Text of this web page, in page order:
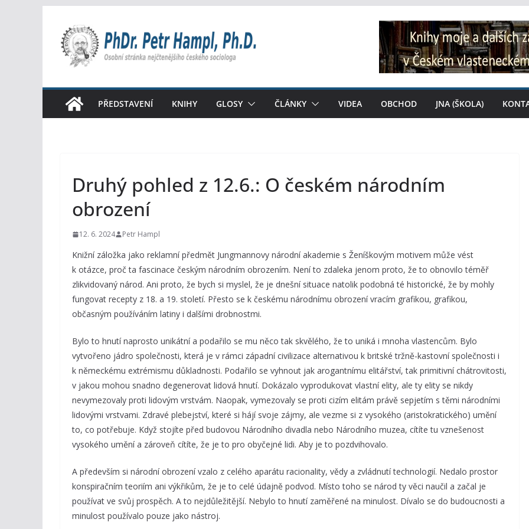
obsah
PŘEDSTAVENÍ KNIHY GLOSY ČLÁNKY VIDEA OBCHOD JNA (ŠKOLA)
Druhý pohled z 12.6.: O českém národním
obrození
12. 6. 2024 Petr Hampl
Knižní záložka jako reklamní předmět Jungmannovy národní akademie s Ženíškovým motivem může vést
k otázce, proč ta fascinace českým národním obrozením. Není to zdaleka jenom proto, že to obnovilo téměř
zlikvidovaný národ. Ani proto, že bych si myslel, že je dnešní situace natolik podobná té historické, že by mohly
fungovat recepty z 18. a 19. století. Přesto se k českému národnímu obrození vracím grafikou, grafikou,
občasným používáním latiny i dalšími drobnostmi.
Bylo to hnutí naprosto unikátní a podařilo se mu něco tak skvělého, že to uniká i mnoha vlastencům. Bylo
vytvořeno jádro společnosti, která je v rámci západní civilizace alternativou k britské tržně-kastovní společnosti i
k německému extrémismu důkladnosti. Podařilo se vyhnout jak arogantnímu elitářství, tak primitivní chátrovitosti,
v jakou mohou snadno degenerovat lidová hnutí. Dokázalo vyprodukovat vlastní elity, ale ty elity se nikdy
nevymezovaly proti lidovým vrstvám. Naopak, vymezovaly se proti cizím elitám právě sepjetím s těmi národními
lidovými vrstvami. Zdravé plebejství, které si hájí svoje zájmy, ale vezme si z vysokého (aristokratického) umění
to, co potřebuje. Když stojíte před budovou Národního divadla nebo Národního muzea, cítíte tu vznešenost
vysokého umění a zároveň cítíte, že je to pro obyčejné lidi. Aby je to pozdvihovalo.
A především si národní obrození vzalo z celého aparátu racionality, vědy a zvládnutí technologií. Nedalo prostor
konspiračním teoriím ani výkřikům, že je to celé údajně podvod. Místo toho se národ ty věci naučil a začal je
používat ve svůj prospěch. A to nejdůležitější. Nebylo to hnutí zaměřené na minulost. Dívalo se do budoucnosti a
minulost používalo pouze jako nástroj.